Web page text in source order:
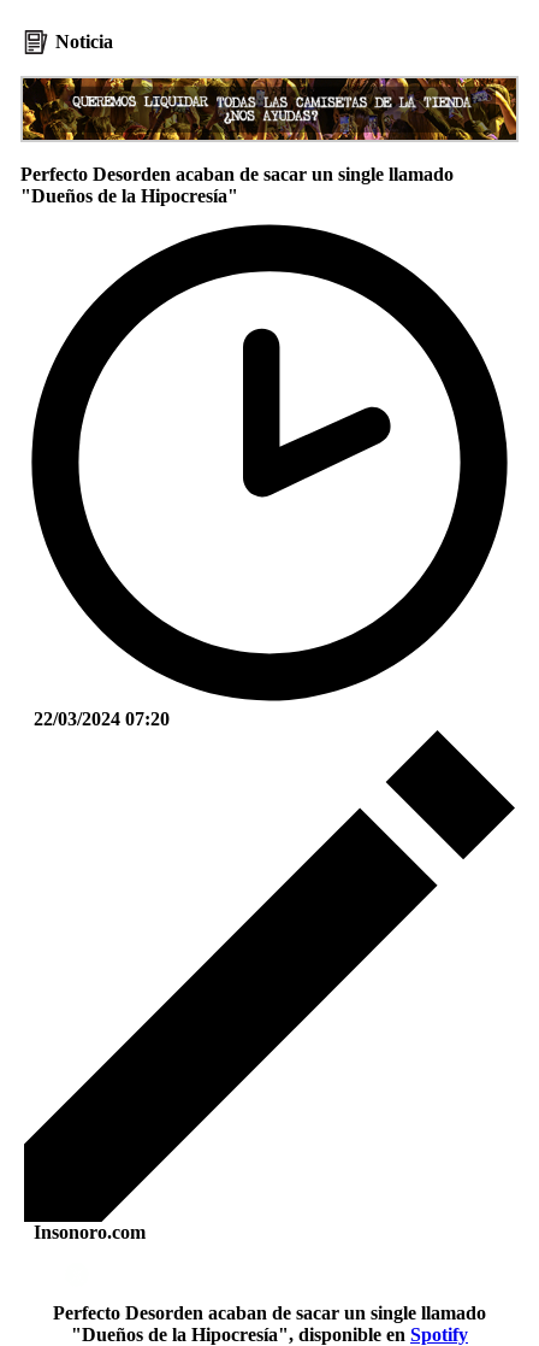
Noticia
Perfecto Desorden acaban de sacar un single llamado
"Dueños de la Hipocresía"
22/03/2024 07:20
Insonoro.com
Perfecto Desorden acaban de sacar un single llamado
"Dueños de la Hipocresía", disponible en Spotify